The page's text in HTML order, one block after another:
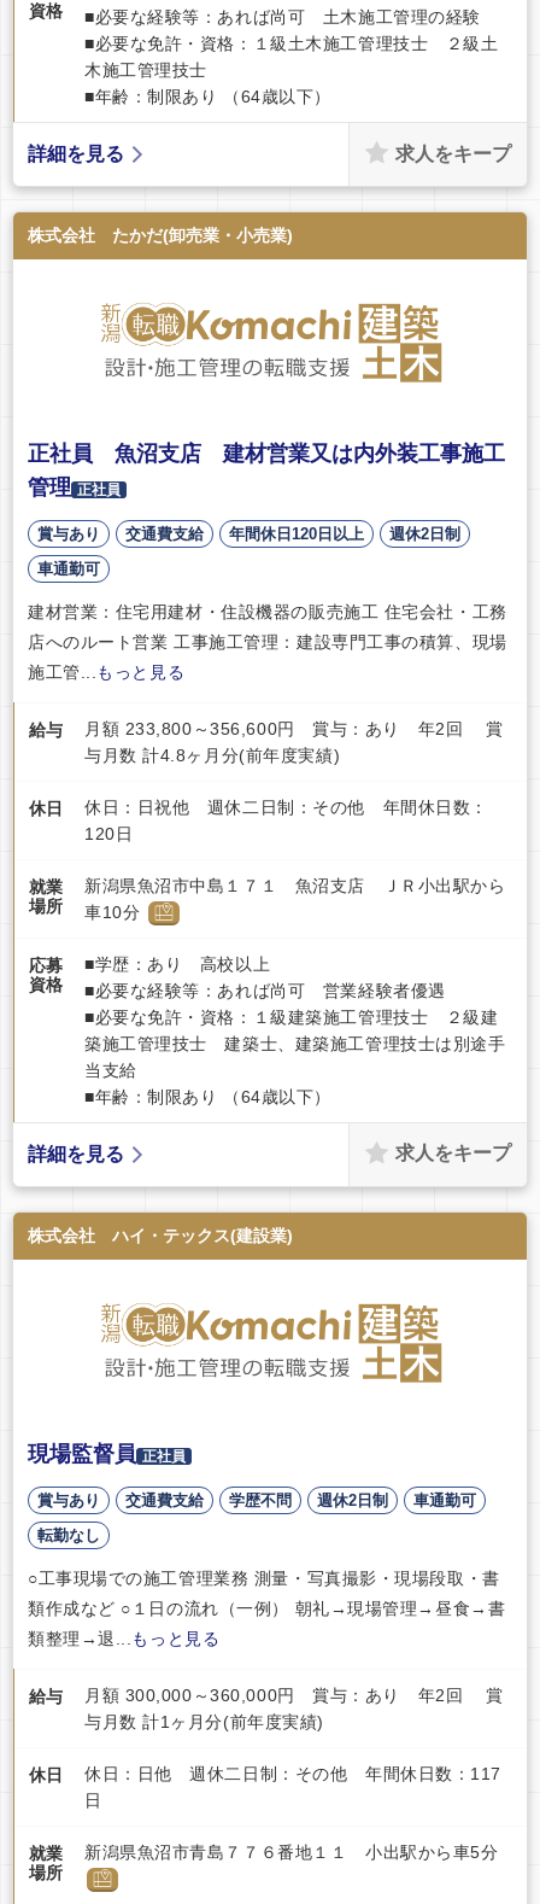
資格
■必要な経験等：あれば尚可 土木施工管理の経験
■必要な免許・資格：１級土木施工管理技士 ２級土
木施工管理技士
■年齢：制限あり （64歳以下）
詳細を見る 求人をキープ
株式会社 たかだ(卸売業・小売業)
正社員 魚沼支店 建材営業又は内外装工事施工
管理 正社員
賞与あり 交通費支給 年間休日120日以上
週休2日制
車通勤可
建材営業：住宅用建材・住設機器の販売施工 住宅会社・工務
店へのルート営業 工事施工管理：建設専門工事の積算、現場
施工管...
もっと見る
給与
月額 233,800～356,600円 賞与：あり 年2回 賞
与月数 計4.8ヶ月分(前年度実績)
休日
休日：日祝他 週休二日制：その他 年間休日数：
120日
就業
場所
新潟県魚沼市中島１７１ 魚沼支店 ＪＲ小出駅から
車10分
応募
資格
■学歴：あり 高校以上
■必要な経験等：あれば尚可 営業経験者優遇
■必要な免許・資格：１級建築施工管理技士 ２級建
築施工管理技士 建築士、建築施工管理技士は別途手
当支給
■年齢：制限あり （64歳以下）
詳細を見る 求人をキープ
株式会社 ハイ・テックス(建設業)
現場監督員 正社員
賞与あり 交通費支給 学歴不問 週休2日制
車通勤可
転勤なし
○工事現場での施工管理業務 測量・写真撮影・現場段取・書
類作成など ○１日の流れ（一例） 朝礼→現場管理→昼食→書
類整理→退... もっと見る
給与
月額 300,000～360,000円 賞与：あり 年2回 賞
与月数 計1ヶ月分(前年度実績)
休日
休日：日他 週休二日制：その他 年間休日数：117
日
就業
場所
新潟県魚沼市青島７７６番地１１ 小出駅から車5分